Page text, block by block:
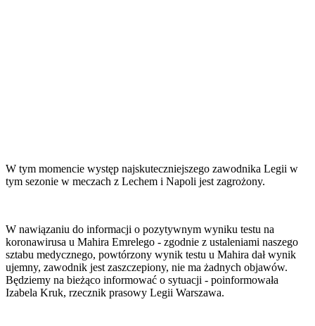
W tym momencie występ najskuteczniejszego zawodnika Legii w
tym sezonie w meczach z Lechem i Napoli jest zagrożony.
W nawiązaniu do informacji o pozytywnym wyniku testu na
koronawirusa u Mahira Emrelego - zgodnie z ustaleniami naszego
sztabu medycznego, powtórzony wynik testu u Mahira dał wynik
ujemny, zawodnik jest zaszczepiony, nie ma żadnych objawów.
Będziemy na bieżąco informować o sytuacji - poinformowała
Izabela Kruk, rzecznik prasowy Legii Warszawa.